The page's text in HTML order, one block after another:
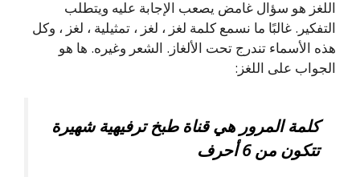
اللغز هو سؤال غامض يصعب الإجابة عليه ويتطلب
التفكير. غالبًا ما نسمع كلمة لغز ، لغز ، تمثيلية ، لغز ، وكل
هذه الأسماء تندرج تحت الألغاز. الشعر وغيره. ها هو
الجواب على اللغز:
كلمة المرور هي قناة طبخ ترفيهية شهيرة
تتكون من 6 أحرف